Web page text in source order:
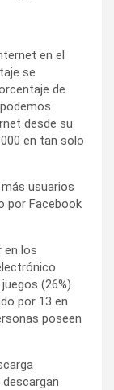
en el
se
de
desde su
en tan solo
usuarios
por Facebook
en los
(26%).
por 13 en
poseen